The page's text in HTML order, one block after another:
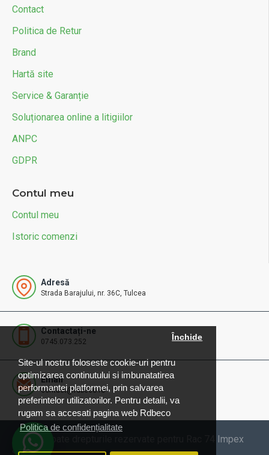
Site-ul nostru foloseste cookie-uri pentru
optimizarea continutului si imbunatatirea
performantei platformei, prin salvarea
preferintelor utilizatorilor. Pentru detalii, va
rugam sa accesati pagina web Rdbeco
Politica de confidențialitate
Închide
Contact
Politica de Retur
Brand
Hartă site
Service & Garanție
Soluționarea online a litigiilor
ANPC
GDPR
Contul meu
Contul meu
Istoric comenzi
Adresă
Strada Barajului, nr. 36C, Tulcea
Contactați-ne
0745.073.252
Email
contact@rdbeco.ro
© 2025 Toate drepturile rezervate pentru Rac 74 Impex